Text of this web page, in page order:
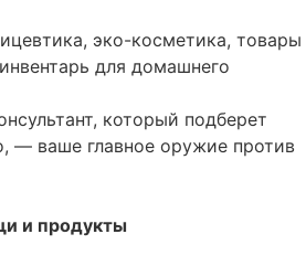
эко-косметика, товары
для домашнего
который подберет
— ваше главное оружие против
и продукты